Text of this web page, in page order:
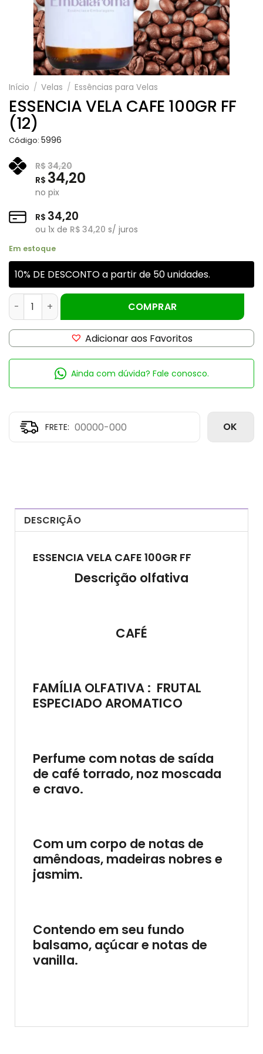
Início / Velas / Essências para Velas
ESSENCIA VELA CAFE 100GR FF
(12)
Código: 5996
R$34,20
R$ 34,20
no pix
R$ 34,20
ou 1x de R$ 34,20 s/ juros
Em estoque
10% DE DESCONTO a partir de 50 unidades.
ESSENCIA VELA CAFE 100GR FF (12) quantidade
COMPRAR
Adicionar aos Favoritos
Ainda com dúvida? Fale conosco.
OK
DESCRIÇÃO
ESSENCIA VELA CAFE 100GR FF
Descrição olfativa
CAFÉ
FAMÍLIA OLFATIVA : FRUTAL
ESPECIADO AROMATICO
Perfume com notas de saída
de café torrado, noz moscada
e cravo.
Com um corpo de notas de
amêndoas, madeiras nobres e
jasmim.
Contendo em seu fundo
balsamo, açúcar e notas de
vanilla.